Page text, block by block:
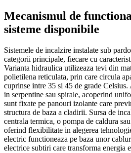
Mecanismul de
sisteme disponibile
Sistemele de incalzire instalate sub
categorii principale, fiecare cu
Varianta hidraulica utilizeaza tevi din
polietilena reticulata, prin care circula
cuprinse intre 35 si 45 de grade
in serpentine sau spirale, acoperind
sunt fixate pe panouri izolante care
structura de baza a cladirii. Sursa de
centrala termica, o pompa de caldura
oferind flexibilitate in alegerea
electric functioneaza pe baza unor
electrice subtiri care transforma energia